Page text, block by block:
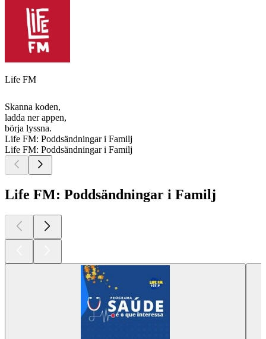
Life FM
Skanna koden,
ladda ner appen,
börja lyssna.
Life FM: Poddsändningar i Familj
Life FM: Poddsändningar i Familj
Life FM: Poddsändningar i Familj